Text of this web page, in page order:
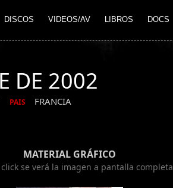
DISCOS VIDEOS/AV LIBROS DOCS
DE 2002
PAIS FRANCIA
MATERIAL GRÁFICO
se verá la imagen a pantalla completa